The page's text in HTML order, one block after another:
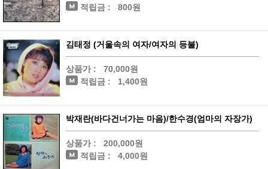
적립금 :
800원
김태정 (거울속의 여자/여자의 등불)
상품가 :
70,000원
적립금 :
1,400원
박재란(바다건너가는 마음)/한수경(엄마의 자장가)
상품가 :
200,000원
적립금 :
4,000원